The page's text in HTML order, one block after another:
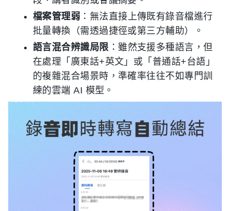
檔案管理弱 ：無法直接上傳既有錄音檔進行
批量轉換（需透過捷徑或第三方輔助）。
語言混合辨識局限 ：雖然支援多種語言，但
在處理「廣東話+英文」或「普通話+台語」
的複雜混合場景時，準確率往往不如專門訓
練的雲端 AI 模型。